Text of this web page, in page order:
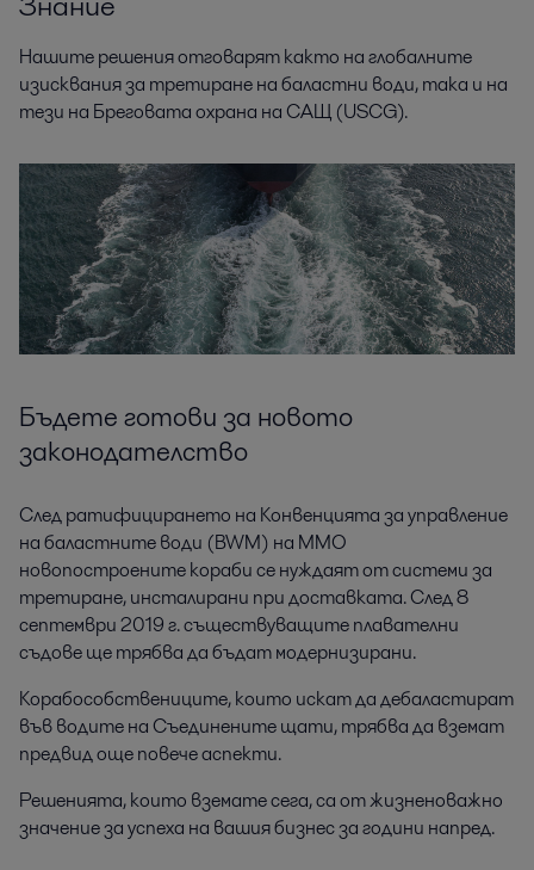
Нашите решения отговарят както на глобалните
изисквания за третиране на баластни води, така и на
тези на Бреговата охрана на САЩ (USCG).
Бъдете готови за новото
законодателство
След ратифицирането на Конвенцията за управление
на баластните води (BWM) на ММО
новопостроените кораби се нуждаят от системи за
третиране, инсталирани при доставката. След 8
септември 2019 г. съществуващите плавателни
съдове ще трябва да бъдат модернизирани.
Корабособствениците, които искат да дебаластират
във водите на Съединените щати, трябва да вземат
предвид още повече аспекти.
Решенията, които вземате сега, са от жизненоважно
значение за успеха на вашия бизнес за години напред.